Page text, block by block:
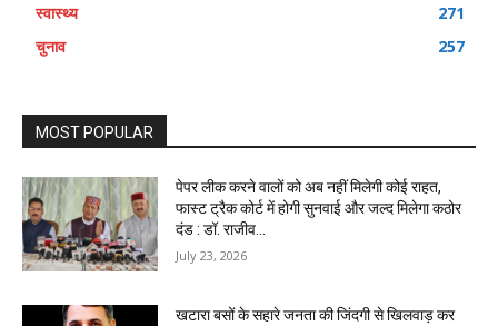
स्वास्थ्य
271
चुनाव
257
MOST POPULAR
पेपर लीक करने वालों को अब नहीं मिलेगी कोई राहत,
फास्ट ट्रैक कोर्ट में होगी सुनवाई और जल्द मिलेगा कठोर
दंड : डॉ. राजीव...
July 23, 2026
खटारा बसों के सहारे जनता की जिंदगी से खिलवाड़ कर